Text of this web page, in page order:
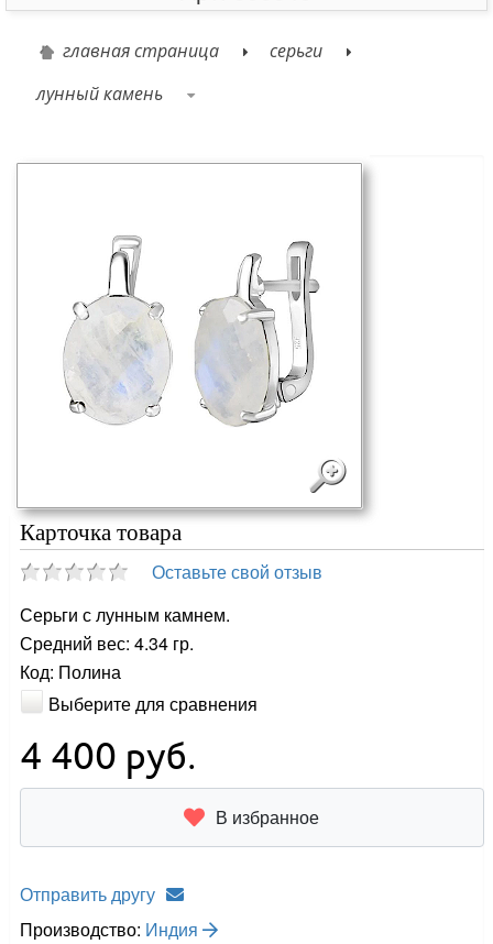
главная страница
серьги
лунный камень
Карточка товара
Оставьте свой отзыв
Серьги с лунным камнем.
Средний вес: 4.34 гр.
Код: Полина
Выберите для сравнения
4 400 руб.
В избранное
Отправить другу
Производство: Индия